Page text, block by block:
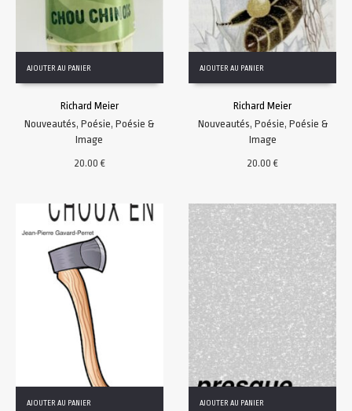
AJOUTER AU PANIER
Richard Meier
Nouveautés,Poésie,Poésie &
Image
20.00€
AJOUTER AU PANIER
Richard Meier
Nouveautés, Poésie, Poésie &
Image
20.00€
AJOUTER AU PANIER AJOUTER AU PANIER